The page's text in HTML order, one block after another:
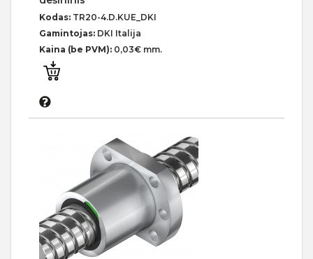
Kodas: TR20-4.D.KUE_DKI
Gamintojas: DKI Italija
Kaina (be PVM): 0,03€ mm.